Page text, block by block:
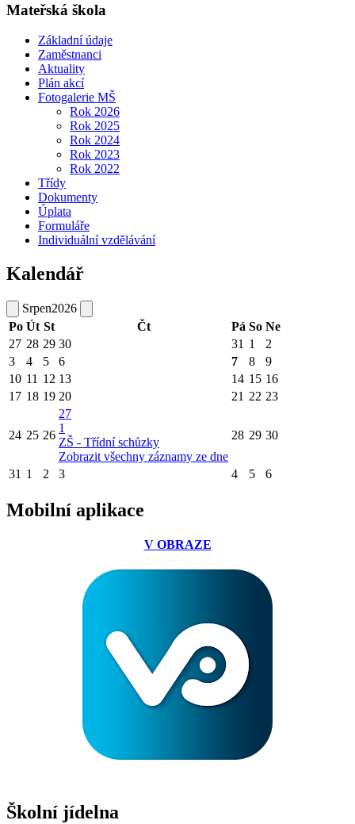
Mateřská škola
Základní údaje
Zaměstnanci
Aktuality
Plán akcí
Fotogalerie MŠ
Rok 2026
Rok 2025
Rok 2024
Rok 2023
Rok 2022
Třídy
Dokumenty
Úplata
Formuláře
Individuální vzdělávání
Kalendář
Srpen2026
Po Út St Čt Pá So Ne
27 28 29 30 31 1
2
3
4 5 6 7 8
9
10 11 12 13 14 15 16
17 18 19 20 21 22 23
24 25 26
27
1
ZŠ - Třídní schůzky
Zobrazit všechny záznamy ze dne
28 29 30
31 1 2 3 4 5 6
Mobilní aplikace
V OBRAZE
Školní jídelna